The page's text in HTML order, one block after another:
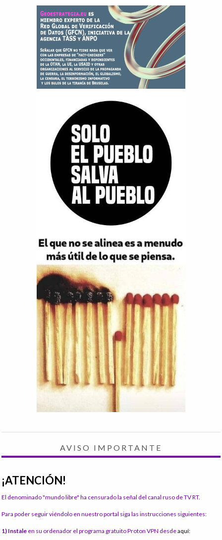
AVISO IMPORTANTE
¡ATENCIÓN!
El denominado "mundo libre" ha censurado la señal del canal ruso de TV RT.
Para poder seguir viéndolo en nuestro portal siga las instrucciones siguientes:
1) Instale en su ordenador el programa gratuito Proton VPN desdeaquí: